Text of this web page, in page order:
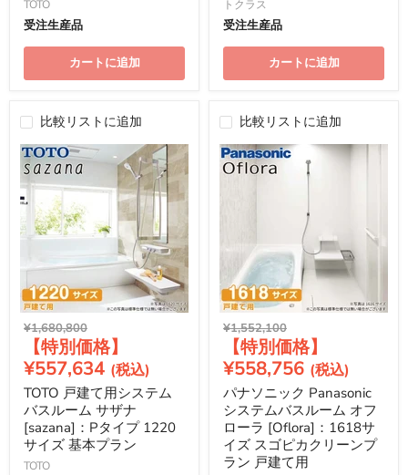
TOTO
受注生産品
カートに追加
トクラス
受注生産品
カートに追加
比較リストに追加
元
価
格
¥1,680,800
在
の
価
格
¥557,634
TOTO 戸建て用システム
バスルーム サザナ
[sazana]：Pタイプ 1220
サイズ 基本プラン
TOTO
比較リストに追加
元
価
格
¥1,552,100
在
の
価
格
¥558,756
パナソニック Panasonic
システムバスルーム オフ
ローラ [Oflora]：1618サ
イズ スゴピカクリーンプ
ラン 戸建て用